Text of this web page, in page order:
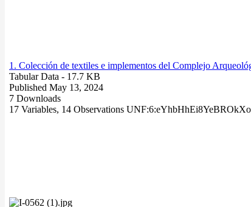
1. Colección de textiles e implementos del Complejo
Tabular Data - 17.7 KB
Published May 13, 2024
7 Downloads
17 Variables, 14 Observations